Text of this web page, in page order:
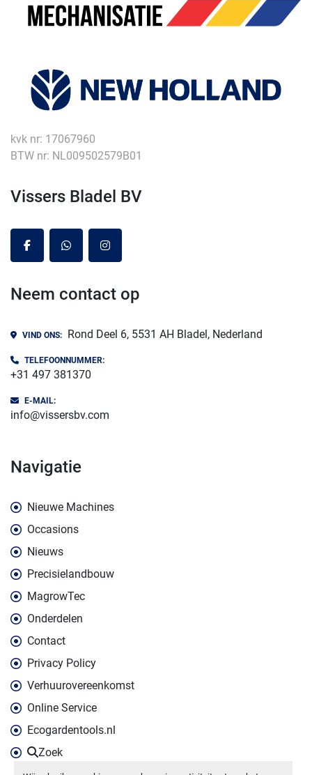
kvk nr: 17067960
BTW nr: NL009502579B01
Vissers Bladel BV
facebookwhatsappinstagram
Neem contact op
VIND ONS: Rond Deel 6, 5531 AH Bladel, Nederland
TELEFOONNUMMER:
+31 497 381370
E-MAIL:
info@vissersbv.com
navigatie
Nieuwe Machines
Occasions
Nieuws
Precisielandbouw
MagrowTec
Onderdelen
Contact
Privacy Policy
Verhuurovereenkomst
Online Service
Ecogardentools.nl
Zoek